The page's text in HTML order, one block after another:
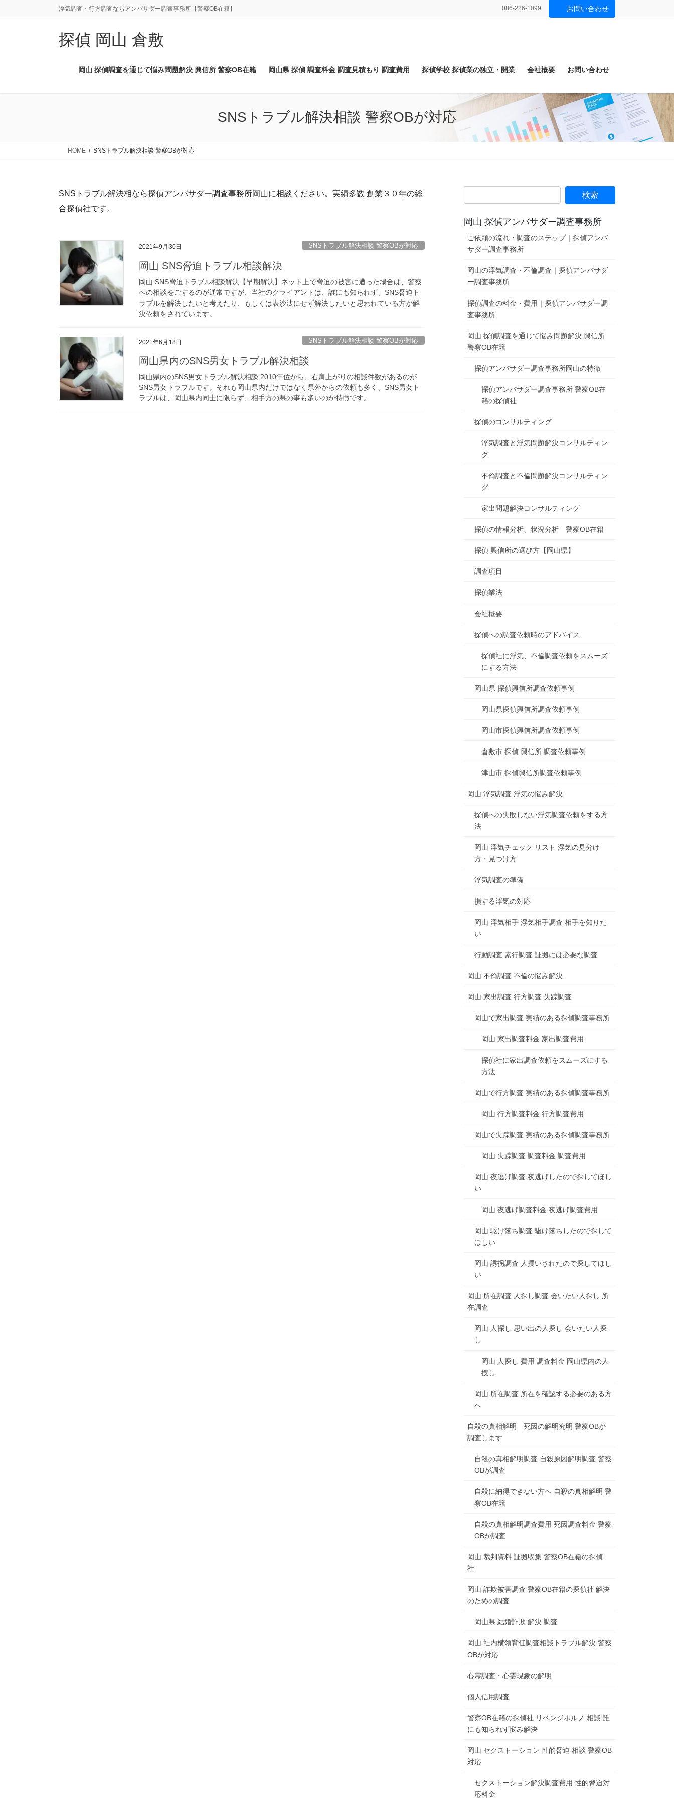
浮気調査・行方調査ならアンバサダー調査事務所【警察OB在籍】 086-226-1099 お問い合わせ
探偵 岡山 倉敷
岡山 探偵調査を通じて悩み問題解決 興信所 警察OB在籍 岡山県 探偵 調査料金 調査見積もり 調査費用 探偵学校 探偵業の独立・開業 会社概要 お問い合わせ
SNSトラブル解決相談 警察OBが対応
HOME SNSトラブル解決相談 警察OBが対応
SNSトラブル解決相なら探偵アンバサダー調査事務所岡山に相談ください。実績多数 創業３０年の総
合探偵社です。
2021年9月30日 SNSトラブル解決相談 警察OBが対応
岡山 SNS脅迫トラブル相談解決
岡山 SNS脅迫トラブル相談解決【早期解決】ネット上で脅迫の被害に遭った場合は、警察
への相談をごするのが通常ですが、当社のクライアントは、誰にも知られず、SNS脅迫ト
ラブルを解決したいと考えたり、もしくは表沙汰にせず解決したいと思われている方が解
決依頼をされています。
2021年6月18日 SNSトラブル解決相談 警察OBが対応
岡山県内のSNS男女トラブル解決相談
岡山県内のSNS男女トラブル解決相談 2010年位から、右肩上がりの相談件数があるのが
SNS男女トラブルです。それも岡山県内だけではなく県外からの依頼も多く、SNS男女ト
ラブルは、岡山県内同士に限らず、相手方の県の事も多いのが特徴です。
岡山 探偵アンバサダー調査事務所
ご依頼の流れ・調査のステップ｜探偵アンバ
サダー調査事務所
岡山の浮気調査・不倫調査｜探偵アンバサダ
ー調査事務所
探偵調査の料金・費用｜探偵アンバサダー調
査事務所
岡山 探偵調査を通じて悩み問題解決 興信所
警察OB在籍
探偵アンバサダー調査事務所岡山の特徴
探偵アンバサダー調査事務所 警察OB在
籍の探偵社
探偵のコンサルティング
浮気調査と浮気問題解決コンサルティン
グ
不倫調査と不倫問題解決コンサルティン
グ
家出問題解決コンサルティング
探偵の情報分析、状況分析 警察OB在籍
探偵 興信所の選び方【岡山県】
調査項目
探偵業法
会社概要
探偵への調査依頼時のアドバイス
探偵社に浮気、不倫調査依頼をスムーズ
にする方法
岡山県 探偵興信所調査依頼事例
岡山県探偵興信所調査依頼事例
岡山市探偵興信所調査依頼事例
倉敷市 探偵 興信所 調査依頼事例
津山市 探偵興信所調査依頼事例
岡山 浮気調査 浮気の悩み解決
探偵への失敗しない浮気調査依頼をする方
法
岡山 浮気チェック リスト 浮気の見分け
方・見つけ方
浮気調査の準備
損する浮気の対応
岡山 浮気相手 浮気相手調査 相手を知りた
い
行動調査 素行調査 証拠には必要な調査
岡山 不倫調査 不倫の悩み解決
岡山 家出調査 行方調査 失踪調査
岡山で家出調査 実績のある探偵調査事務所
岡山 家出調査料金 家出調査費用
探偵社に家出調査依頼をスムーズにする
方法
岡山で行方調査 実績のある探偵調査事務所
岡山 行方調査料金 行方調査費用
岡山で失踪調査 実績のある探偵調査事務所
岡山 失踪調査 調査料金 調査費用
岡山 夜逃げ調査 夜逃げしたので探してほし
い
岡山 夜逃げ調査料金 夜逃げ調査費用
岡山 駆け落ち調査 駆け落ちしたので探して
ほしい
岡山 誘拐調査 人攫いされたので探してほし
い
岡山 所在調査 人探し調査 会いたい人探し 所
在調査
岡山 人探し 思い出の人探し 会いたい人探
し
岡山 人探し 費用 調査料金 岡山県内の人
捜し
岡山 所在調査 所在を確認する必要のある方
へ
自殺の真相解明 死因の解明究明 警察OBが
調査します
自殺の真相解明調査 自殺原因解明調査 警察
OBが調査
自殺に納得できない方へ 自殺の真相解明 警
察OB在籍
自殺の真相解明調査費用 死因調査料金 警察
OBが調査
岡山 裁判資料 証拠収集 警察OB在籍の探偵
社
岡山 詐欺被害調査 警察OB在籍の探偵社 解決
のための調査
岡山県 結婚詐欺 解決 調査
岡山 社内横領背任調査相談トラブル解決 警察
OBが対応
心霊調査・心霊現象の解明
個人信用調査
警察OB在籍の探偵社 リベンジポルノ 相談 誰
にも知られず悩み解決
岡山 セクストーション 性的脅迫 相談 警察OB
対応
セクストーション解決調査費用 性的脅迫対
応料金